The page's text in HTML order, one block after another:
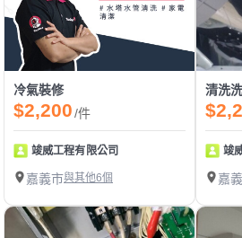
冷氣裝修
$2,200/件
竣威工程有限公司
嘉義市與其他6個
竣
嘉